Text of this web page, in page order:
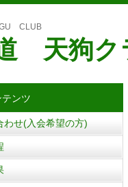
CLUB
天狗ク
ンツ
わせ(入会希望の方)